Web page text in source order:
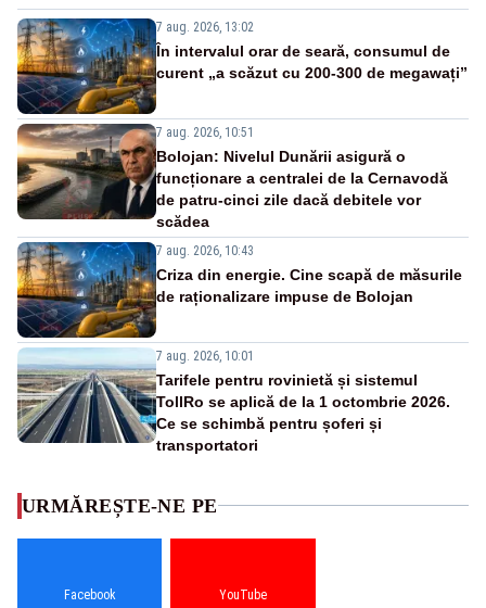
7 aug. 2026, 13:02
În intervalul orar de seară, consumul de
curent „a scăzut cu 200-300 de megawați”
7 aug. 2026, 10:51
Bolojan: Nivelul Dunării asigură o
funcționare a centralei de la Cernavodă
de patru-cinci zile dacă debitele vor
scădea
7 aug. 2026, 10:43
Criza din energie. Cine scapă de măsurile
de raționalizare impuse de Bolojan
7 aug. 2026, 10:01
Tarifele pentru rovinietă și sistemul
TollRo se aplică de la 1 octombrie 2026.
Ce se schimbă pentru șoferi și
transportatori
URMĂREȘTE-NE PE
Facebook YouTube